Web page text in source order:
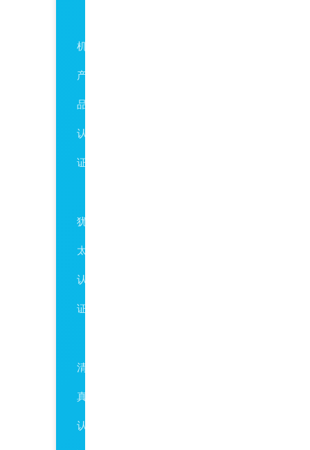
机
产
品
认
证
犹
太
认
证
清
真
认